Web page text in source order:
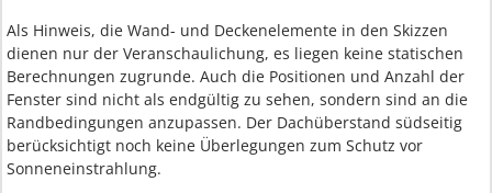
Als Hinweis, die Wand- und Deckenelemente in den Skizzen
dienen nur der Veranschaulichung, es liegen keine statischen
Berechnungen zugrunde. Auch die Positionen und Anzahl der
Fenster sind nicht als endgültig zu sehen, sondern sind an die
Randbedingungen anzupassen. Der Dachüberstand südseitig
berücksichtigt noch keine Überlegungen zum Schutz vor
Sonneneinstrahlung.